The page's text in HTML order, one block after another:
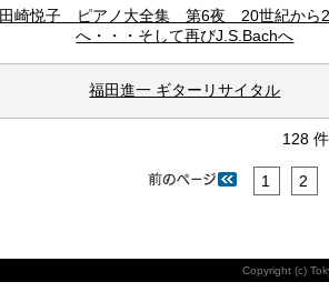
田崎悦子 ピアノ大全集 第6夜 20世紀から
へ・・・そして再びJ.S.Bachへ
福田進一 ギターリサイタル
128
1 2
Copyright (c)